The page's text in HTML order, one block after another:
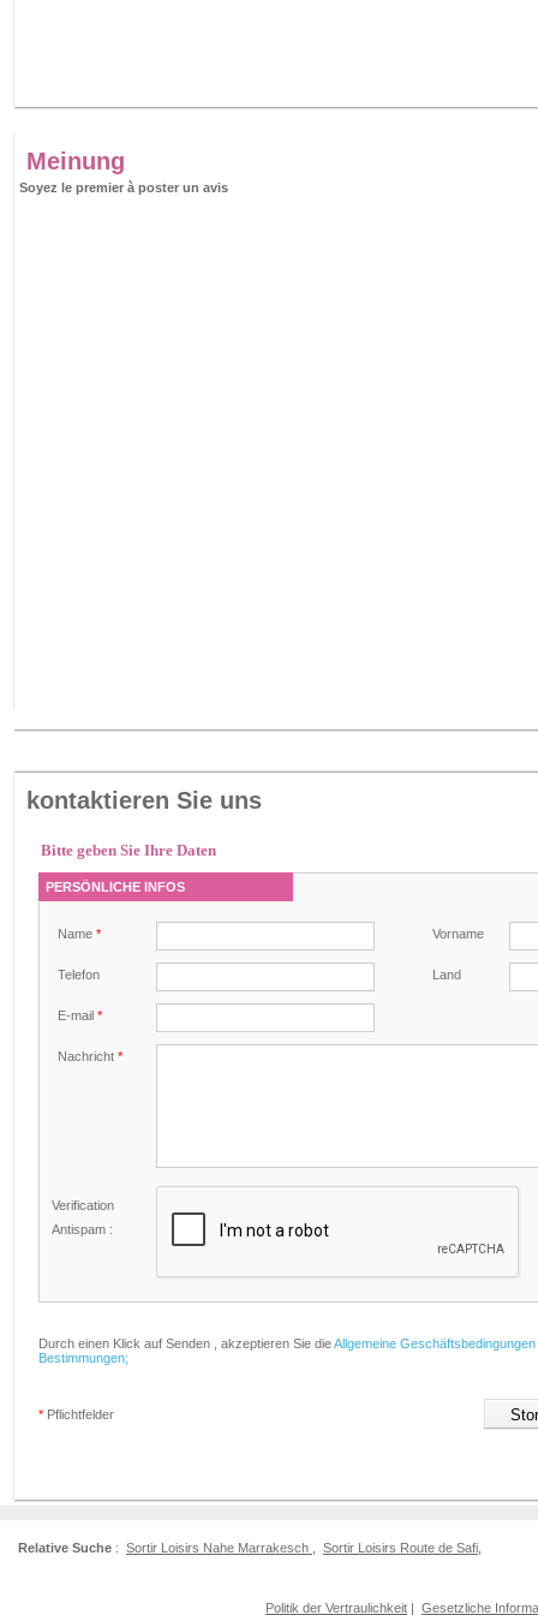
Meinung
Soyez le premier à poster un avis
kontaktieren Sie uns
Bitte geben Sie Ihre Daten
PERSÖNLICHE INFOS
Name * Vorname
Telefon Land
E-mail *
Nachricht *
Verification
Antispam :
Durch einen Klick auf Senden , akzeptieren Sie dieAllgemeine Geschäftsbedingungen
Bestimmungen;
* Pflichtfelder
Relative Suche : Sortir Loisirs Nahe Marrakesch Sortir Loisirs Route de Safi
Politik der Vertraulichkeit | Gesetzliche